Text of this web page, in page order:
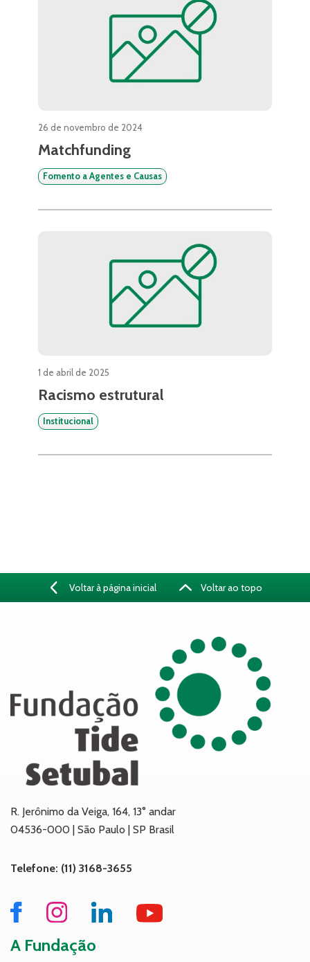
26 de novembro de 2024
Matchfunding
Fomento a Agentes e Causas
1 de abril de 2025
Racismo estrutural
Institucional
Voltar à página inicial Voltar ao topo
R. Jerônimo da Veiga, 164, 13° andar
04536-000 | São Paulo | SP Brasil
Telefone: (11) 3168-3655
A Fundação